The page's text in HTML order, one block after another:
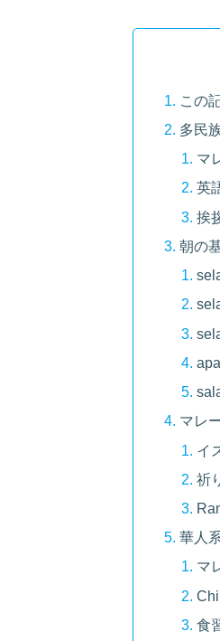
この
多民
マ
英
挨
朝の
マレ
イ
祈
華人
マ
食